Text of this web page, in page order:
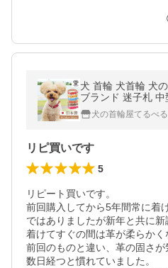
犬 首輪 犬首輪 犬
ブランド 迷子札 中
小型犬 いぬ くびわ
チワワ OTM-1
犬の首輪屋てるべる
リピ買いです
5
リピート買いです。
前回購入してから5年間常に着
ではありましたが新年と共に新
着けてすぐの間は革が柔らか
前回のものと違い、革の固さ
数日経つと慣れていました。